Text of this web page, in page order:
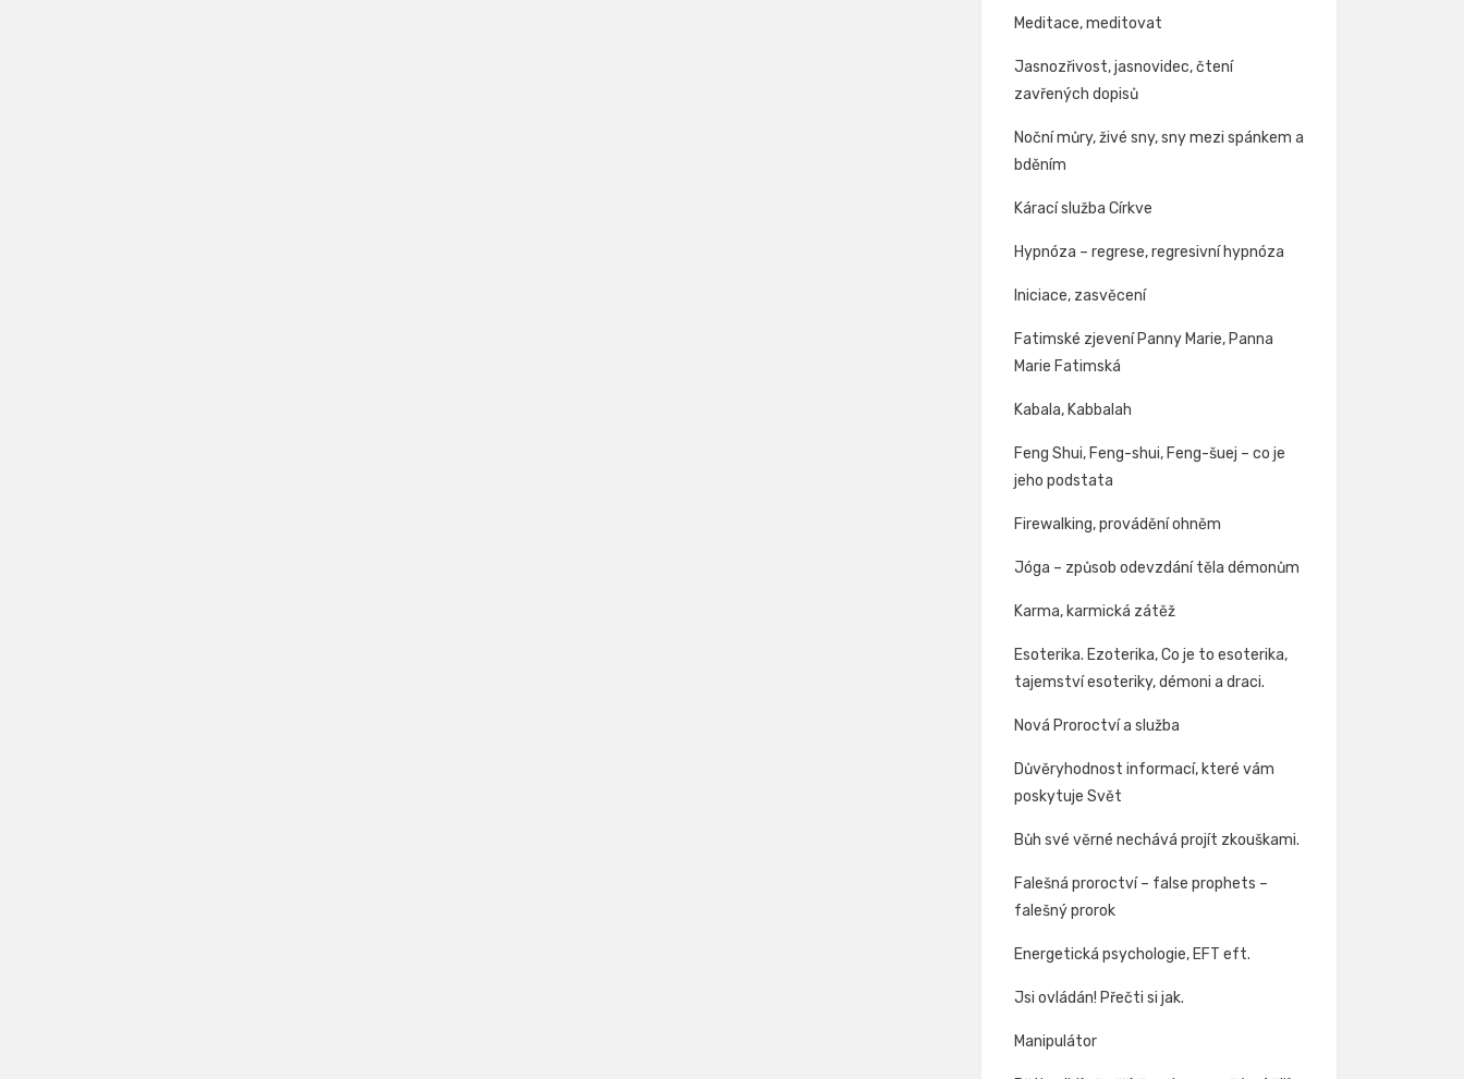
Meditace, meditovat
Jasnozřivost, jasnovidec, čtení
zavřených dopisů
Noční můry, živé sny, sny mezi spánkem a
bděním
Kárací služba Církve
Hypnóza – regrese, regresivní hypnóza
Iniciace, zasvěcení
Fatimské zjevení Panny Marie, Panna
Marie Fatimská
Kabala, Kabbalah
Feng Shui, Feng-shui, Feng-šuej – co je
jeho podstata
Firewalking, provádění ohněm
Jóga – způsob odevzdání těla démonům
Karma, karmická zátěž
Esoterika. Ezoterika, Co je to esoterika,
tajemství esoteriky, démoni a draci.
Nová Proroctví a služba
Důvěryhodnost informací, které vám
poskytuje Svět
Bůh své věrné nechává projít zkouškami.
Falešná proroctví – false prophets –
falešný prorok
Energetická psychologie, EFT eft.
Jsi ovládán! Přečti si jak.
Manipulátor